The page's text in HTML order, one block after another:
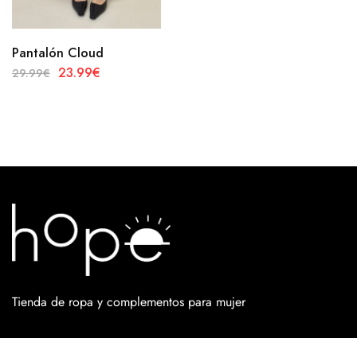
Pantalón Cloud
29.99€ 23.99€
Tienda de ropa y complementos para mujer